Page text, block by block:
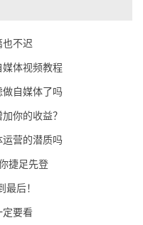
不迟
媒体视频教程
自媒体了吗
你的收益？
营的潜质吗
捷足先登
后！
定要看